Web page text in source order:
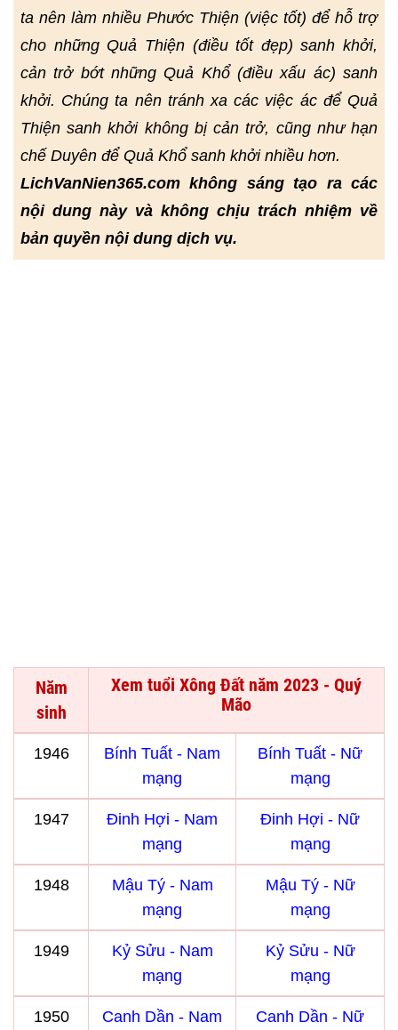
ta nên làm nhiều Phước Thiện (việc tốt) để hỗ trợ
cho những Quả Thiện (điều tốt đẹp) sanh khởi,
cản trở bớt những Quả Khổ (điều xấu ác) sanh
khởi. Chúng ta nên tránh xa các việc ác để Quả
Thiện sanh khởi không bị cản trở, cũng như hạn
chế Duyên để Quả Khổ sanh khởi nhiều hơn.
LichVanNien365.com không sáng tạo ra các
nội dung này và không chịu trách nhiệm về
bản quyền nội dung dịch vụ.
Năm
sinh
Xem tuổi Xông Đất năm 2023 - Quý
Mão
1946
Bính Tuất - Nam
mạng
Bính Tuất - Nữ
mạng
1947
Đinh Hợi - Nam
mạng
Đinh Hợi - Nữ
mạng
1948
Mậu Tý - Nam
mạng
Mậu Tý - Nữ
mạng
1949
Kỷ Sửu - Nam
mạng
Kỷ Sửu - Nữ
mạng
1950
Canh Dần - Nam
Canh Dần - Nữ